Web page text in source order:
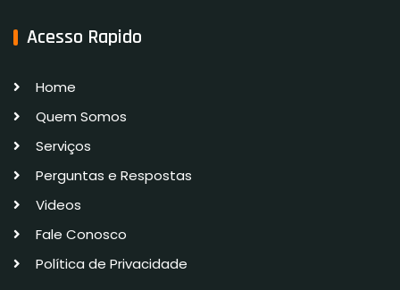
Acesso Rapido
Home
Quem Somos
Serviços
Perguntas e Respostas
Videos
Fale Conosco
Política de Privacidade